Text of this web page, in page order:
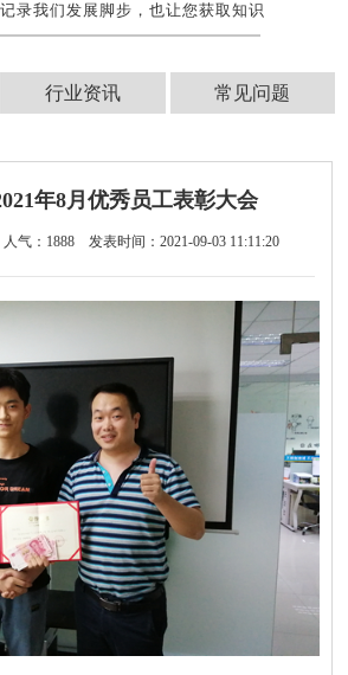
录我们发展脚步，也让您获取知识
行业资讯 常见问题
年8月优秀员工表彰大会
人气： 1888 发表时间：2021-09-03 11:11:20